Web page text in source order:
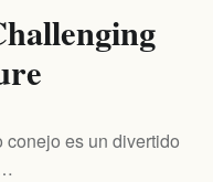
es un divertido